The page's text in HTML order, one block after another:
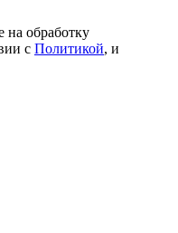
на обработку
с Политикой, и